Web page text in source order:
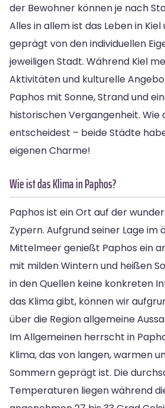
der Bewohner können je nach
Alles in allem ist das Leben in Kiel
geprägt von den individuellen
jeweiligen Stadt. Während Kiel
Aktivitäten und kulturelle
Paphos mit Sonne, Strand und
historischen Vergangenheit. Wie
entscheidest – beide Städte
eigenen Charme!
Wie ist das Klima in Paphos?
Paphos ist ein Ort auf der
Zypern. Aufgrund seiner Lage im
Mittelmeer genießt Paphos ein
mit milden Wintern und heißen
in den Quellen keine konkreten
das Klima gibt, können wir
über die Region allgemeine
Im Allgemeinen herrscht in
Klima, das von langen, warmen
Sommern geprägt ist. Die
Temperaturen liegen während